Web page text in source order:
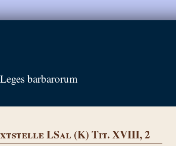
barbarorum
LSal (K) Tit. XVIII, 2